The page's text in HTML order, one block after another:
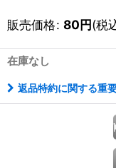
販売価格: 80円(税
在庫なし
返品特約に関する重